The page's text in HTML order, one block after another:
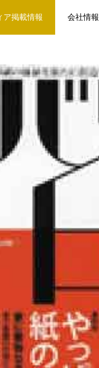
ア掲載情報 会社情報
JAGAT 社団法人日本印刷技術協